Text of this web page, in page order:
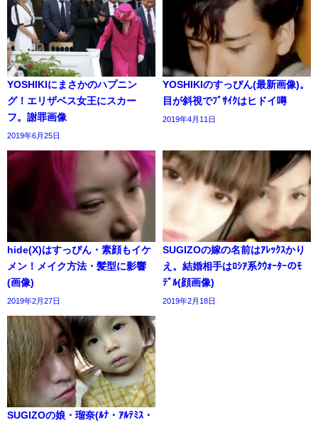
YOSHIKIにまさかのハプニン
グ！エリザベス女王にスカー
フ。謝罪画像
2019年6月25日
YOSHIKIのすっぴん(最新画像)。
目が斜視でﾌﾞｻｲｸはヒドイ噂
2019年4月11日
hide(X)はすっぴん・素顔もイケ
メン！メイク方法・髪型に影響
(画像)
2019年2月27日
SUGIZOの嫁の名前はｱﾚｯｸｽかり
え。結婚相手はﾛｼｱ系ｸｳｫｰﾀｰのﾓ
ﾃﾞﾙ(顔画像)
2019年2月18日
SUGIZOの娘・瑠奈(ﾙﾅ・ｱﾙﾃﾐｽ・